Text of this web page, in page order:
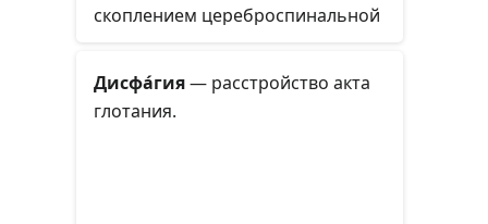
скоплением цереброспинальной
системе головного мозга в
результате затруднения её
Дисфа́гия— расстройство акта
глотания.